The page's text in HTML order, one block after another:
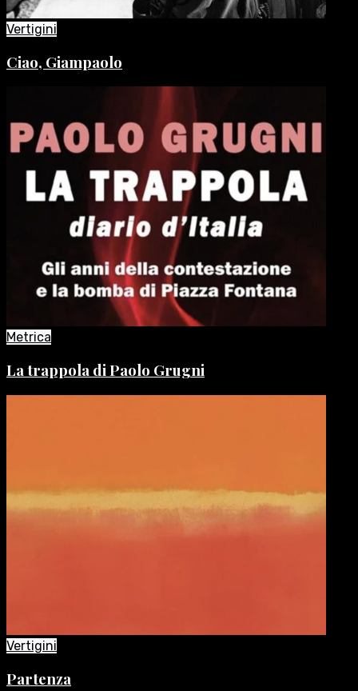
Vertigini
Ciao, Giampaolo
Metrica
La trappola di Paolo Grugni
Vertigini
Partenza